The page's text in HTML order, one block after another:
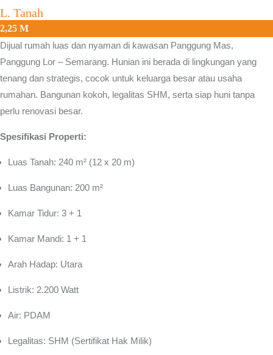
L. Tanah
2,25 M
Dijual rumah luas dan nyaman di kawasan Panggung Mas,
Panggung Lor – Semarang. Hunian ini berada di lingkungan yang
tenang dan strategis, cocok untuk keluarga besar atau usaha
rumahan. Bangunan kokoh, legalitas SHM, serta siap huni tanpa
perlu renovasi besar.
Spesifikasi Properti:
Luas Tanah: 240 m² (12 x 20 m)
Luas Bangunan: 200 m²
Kamar Tidur: 3 + 1
Kamar Mandi: 1 + 1
Arah Hadap: Utara
Listrik: 2.200 Watt
Air: PDAM
Legalitas: SHM (Sertifikat Hak Milik)